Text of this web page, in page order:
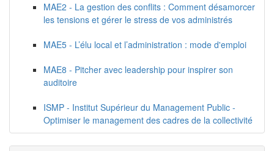
MAE2 - La gestion des conflits : Comment désamorcer
les tensions et gérer le stress de vos administrés
MAE5 - L’élu local et l’administration : mode d'emploi
MAE8 - Pitcher avec leadership pour inspirer son
auditoire
ISMP - Institut Supérieur du Management Public -
Optimiser le management des cadres de la collectivité